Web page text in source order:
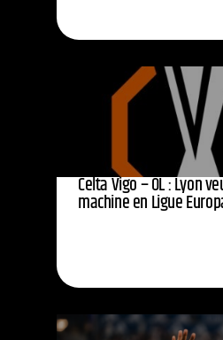
Celta Vigo – OL : Lyon
machine en Ligue